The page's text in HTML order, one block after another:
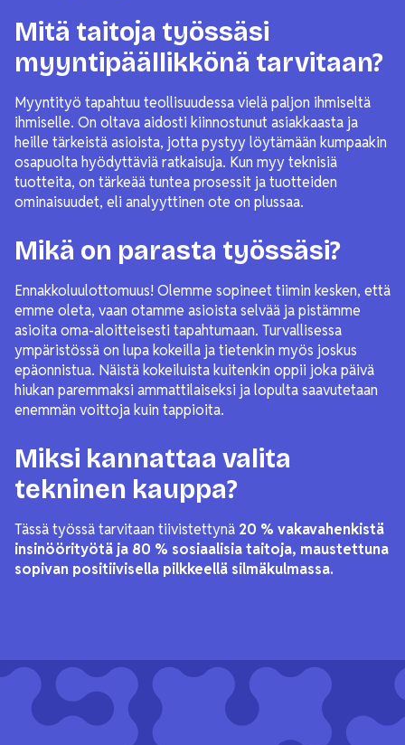
Mitä taitoja työssäsi
myyntipäällikkönä tarvitaan?
Myyntityö tapahtuu teollisuudessa vielä paljon ihmiseltä
ihmiselle. On oltava aidosti kiinnostunut asiakkaasta ja
heille tärkeistä asioista, jotta pystyy löytämään kumpaakin
osapuolta hyödyttäviä ratkaisuja. Kun myy teknisiä
tuotteita, on tärkeää tuntea prosessit ja tuotteiden
ominaisuudet, eli analyyttinen ote on plussaa.
Mikä on parasta työssäsi?
Ennakkoluulottomuus! Olemme sopineet tiimin kesken, että
emme oleta, vaan otamme asioista selvää ja pistämme
asioita oma-aloitteisesti tapahtumaan. Turvallisessa
ympäristössä on lupa kokeilla ja tietenkin myös joskus
epäonnistua. Näistä kokeiluista kuitenkin oppii joka päivä
hiukan paremmaksi ammattilaiseksi ja lopulta saavutetaan
enemmän voittoja kuin tappioita.
Miksi kannattaa valita
tekninen kauppa?
Tässä työssä tarvitaan tiivistettynä 20 % vakavahenkistä
insinöörityötä ja 80 % sosiaalisia taitoja, maustettuna
sopivan positiivisella pilkkeellä silmäkulmassa.